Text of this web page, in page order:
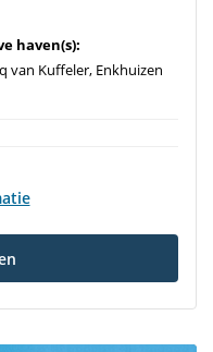
haven(s):
van Kuffeler, Enkhuizen